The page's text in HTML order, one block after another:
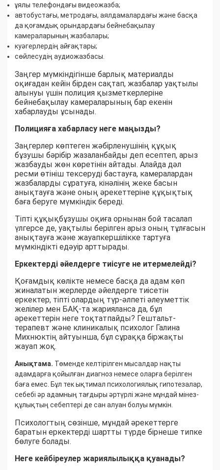
ұялы телефондағы видеожазба;
автобустағы, метродағы, аялдамалардағы және басқа
да қоғамдық орындардағы бейнебақылау
камераларының жазбалары;
куәгерлердің айғақтары;
сөйлесудің аудиожазбасы.
Заңгер мүмкіндігінше барлық материалды
оқиғадан кейін бірден сақтап, жазбалар уақтылы
алынуы үшін полиция қызметкерлеріне
бейнебақылау камераларының бар екенін
хабарлауды ұсынады.
Полицияға хабарласу неге маңызды?
Заңгерлер көптеген жәбірленушінің құқық
бұзушы бәрібір жазаланбайды деп есептеп, арыз
жазбауды жөн көретінін айтады. Алайда дәл
ресми өтініш тексеруді бастауға, камералардан
жазбаларды сұратуға, кінәлінің жеке басын
анықтауға және оның әрекеттеріне құқықтық
баға беруге мүмкіндік береді.
Тіпті құқықбұзушы оқиға орнынан бой тасалап
үлгерсе де, уақтылы берілген арыз оның тұлғасын
анықтауға және жауапкершілікке тартуға
мүмкіндікті едәуір арттырады.
Еркектерді әйелдерге тиісуге не итермелейді?
Қоғамдық көлікте немесе басқа да адам көп
жиналатын жерлерде әйелдерге тиісетін
еркектер, тіпті олардың түр-әлпеті әлеуметтік
желілер мен БАҚ-та жарияланса да, бұл
әрекеттерін неге тоқтатпайды? Гештальт-
терапевт және клиникалық психолог Галина
Михнюктің айтуынша, бұл сұраққа біржақты
жауап жоқ.
Анықтама. Төменде келтірілген мысалдар нақты
адамдарға қойылған диагноз немесе оларға берілген
баға емес. Бұл тек ықтимал психологиялық гипотезалар,
себебі әр адамның тағдыры әртүрлі және мұндай мінез-
құлықтың себептері де сан алуан болуы мүмкін.
Психологтың сөзінше, мұндай әрекеттерге
баратын еркектерді шартты түрде бірнеше типке
бөлуге болады.
Неге кейбіреулер жариялылыққа қуанады?